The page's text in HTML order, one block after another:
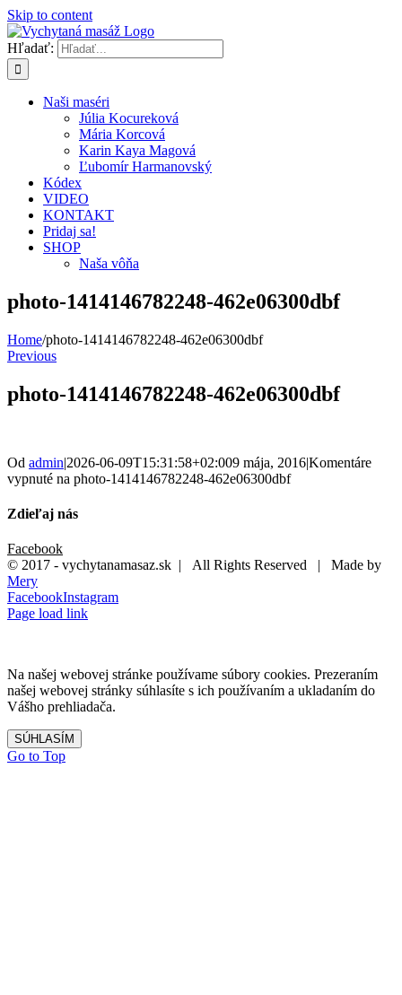
Skip to content
Hľadať:
Naši maséri
Júlia Kocureková
Mária Korcová
Karin Kaya Magová
Ľubomír Harmanovský
Kódex
VIDEO
KONTAKT
Pridaj sa!
SHOP
Naša vôňa
photo-1414146782248-462e06300dbf
Home/photo-1414146782248-462e06300dbf
Previous
photo-1414146782248-462e06300dbf
Od admin|2026-06-09T15:31:58+02:009 mája, 2016|Komentáre
vypnuté na photo-1414146782248-462e06300dbf
Zdieľaj nás
Facebook
© 2017 - vychytanamasaz.sk | All Rights Reserved | Made by
Mery
FacebookInstagram
Page load link
Na našej webovej stránke používame súbory cookies. Prezeraním
našej webovej stránky súhlasíte s ich používaním a ukladaním do
Vášho prehliadača.
SÚHLASÍM
Go to Top